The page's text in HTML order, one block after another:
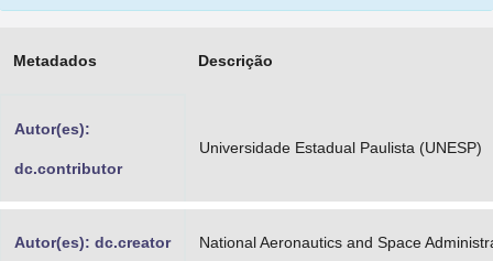
Banco Central do Brasil
Planalto
Metadados Descrição
Autor(es):
dc.contributor
Universidade Estadual Paulista (UNESP)
Autor(es): dc.creator National Aeronautics and Space